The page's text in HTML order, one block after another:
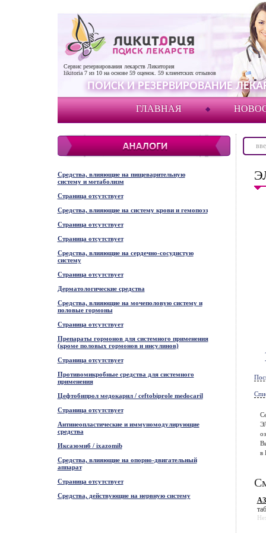
Сервис резервирования лекарств Ликитория
likitoria 7из 10 на основе 59оценок. 59клиентских отзывов
ПОИСК И РЕЗЕРВИРОВАНИЕ
ГЛАВНАЯ
Средства, влияющие на пищеварительную
систему и метаболизм
Страница отсутствует
Средства, влияющие на систему крови и гемопоэз
Страница отсутствует
Страница отсутствует
Средства, влияющие на сердечно-сосудистую
систему
Страница отсутствует
Дерматологические средства
Средства, влияющие на мочеполовую систему и
половые гормоны
Страница отсутствует
Препараты гормонов для системного применения
(кроме половых гормонов и инсулинов)
Страница отсутствует
Противомикробные средства для системного
применения
Цефтобипрол медокарил / ceftobiprole medocaril
Страница отсутствует
Антинеопластические и иммуномодулирующие
средства
Иксазомиб / ixazomib
Средства, влияющие на опорно-двигательный
аппарат
Страница отсутствует
Средства, действующие на нервную систему
в